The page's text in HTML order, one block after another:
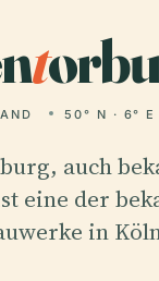
t
50° N · 6° E
auch
eine der
in